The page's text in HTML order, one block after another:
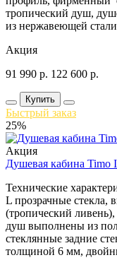
тропический душ,
из нержавеющей
Акция
91 990 р. 122 600 р.
Купить
Быстрый заказ
25%
Акция
Душевая кабина Timo
Технические
L прозрачные стекла,
(тропический
душ выполнены из
стеклянные задние
толщиной 6 мм,